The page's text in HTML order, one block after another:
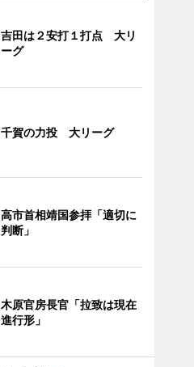
吉田は２安打１打点 大リ
ーグ
千賀の力投 大リーグ
高市首相靖国参拝「適切に
判断」
木原官房長官「拉致は現在
進行形」